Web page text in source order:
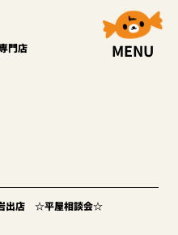
門店 MENU
出店 ☆平屋相談会☆